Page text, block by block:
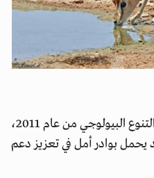
وتسير ليبيا أيضا على درب تهديد التنوع البيولوجي من عام 2011،
يحمل بوادر أمل في تعزيز دعم